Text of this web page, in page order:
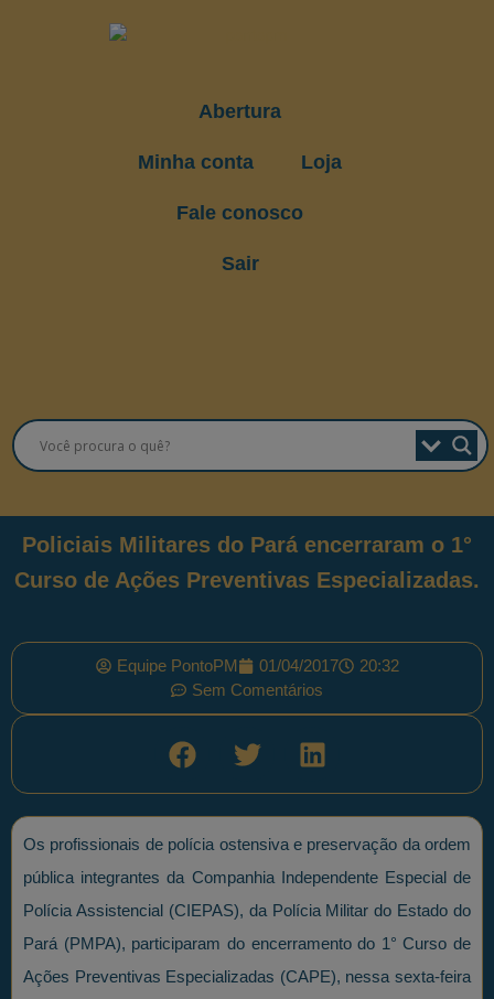
Abertura
Minha conta Loja
Fale conosco
Sair
Policiais Militares do Pará encerraram o 1°
Curso de Ações Preventivas Especializadas.
Equipe PontoPM 01/04/2017
20:32
Sem Comentários
Os profissionais de polícia ostensiva e preservação da ordem
pública integrantes da Companhia Independente Especial de
Polícia Assistencial (CIEPAS), da Polícia Militar do Estado do
Pará (PMPA), participaram do encerramento do 1° Curso de
Ações Preventivas Especializadas (CAPE), nessa sexta-feira